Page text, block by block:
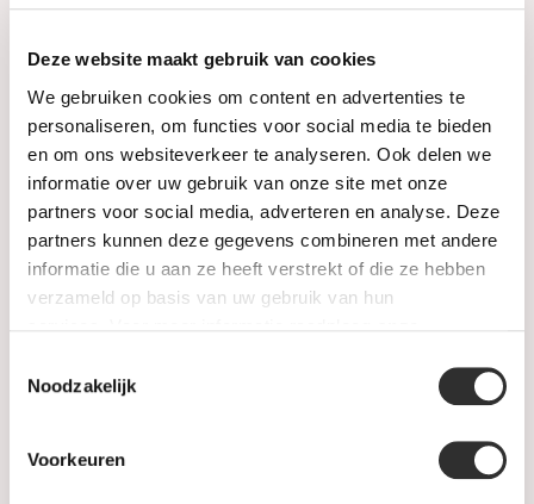
Deze website maakt gebruik van cookies
We gebruiken cookies om content en advertenties te
personaliseren, om functies voor social media te bieden
en om ons websiteverkeer te analyseren. Ook delen we
informatie over uw gebruik van onze site met onze
partners voor social media, adverteren en analyse. Deze
partners kunnen deze gegevens combineren met andere
informatie die u aan ze heeft verstrekt of die ze hebben
verzameld op basis van uw gebruik van hun
Noodzakelijk
Voorkeuren
Categorieën
Horloges
Juwelen
Trouwringen
PRE-OWNED
Informatie